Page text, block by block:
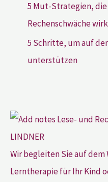
5 Mut-Strategien, die
Rechenschwäche
5 Schritte, um auf
unterstützen
Wir begleiten Sie auf
Lerntherapie für Ihr Kind